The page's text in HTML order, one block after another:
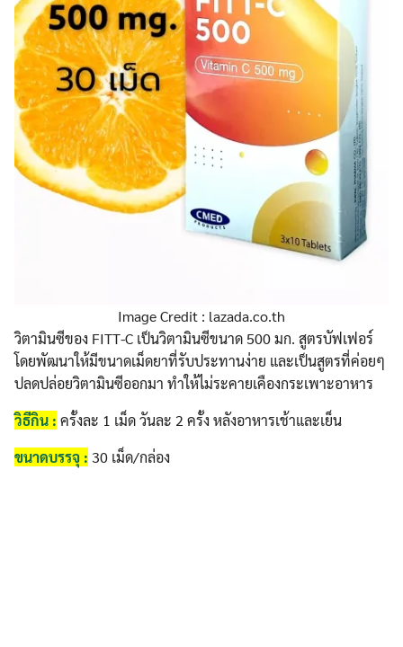
Image Credit : lazada.co.th
วิตามินซีของ FITT-C เป็นวิตามินซีขนาด 500 มก. สูตรบัฟเฟอร์
โดยพัฒนาให้มีขนาดเม็ดยาที่รับประทานง่าย และเป็นสูตรที่ค่อยๆ
ปลดปล่อยวิตามินซีออกมา ทำให้ไม่ระคายเคืองกระเพาะอาหาร
วิธีกิน : ครั้งละ 1 เม็ด วันละ 2 ครั้ง หลังอาหารเช้าและเย็น
ขนาดบรรจุ : 30 เม็ด/กล่อง